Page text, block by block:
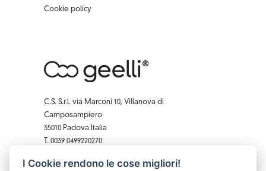
Cookie policy
C.S. S.r.l. via Marconi 10, Villanova di
Camposampiero
35010 Padova Italia
T. 0039 0499220270
I Cookie rendono le cose migliori!